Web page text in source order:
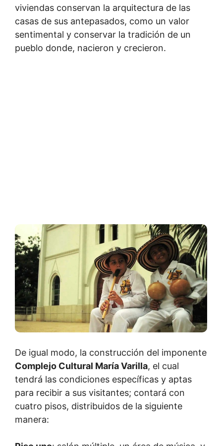
viviendas conservan la arquitectura de las
casas de sus antepasados, como un valor
sentimental y conservar la tradición de un
pueblo donde, nacieron y crecieron.
De igual modo, la construcción del imponente
Complejo Cultural María Varilla, el cual
tendrá las condiciones específicas y aptas
para recibir a sus visitantes; contará con
cuatro pisos, distribuidos de la siguiente
manera: